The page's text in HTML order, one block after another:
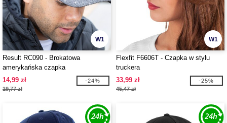
W1
Result RC090 - Brokatowa
amerykańska czapka
14,99 zł
19,77 zł
-24%
W1
Flexfit F6606T - Czapka w stylu
truckera
33,99 zł
45,47 zł
-25%